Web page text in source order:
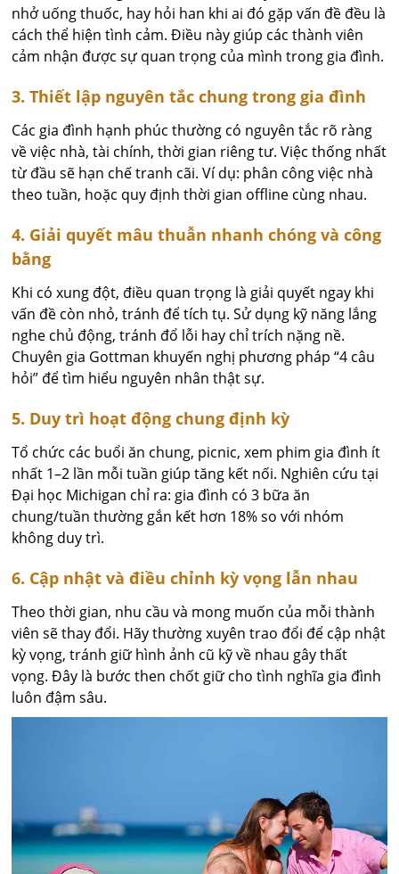
nhở uống thuốc, hay hỏi han khi ai đó gặp vấn đề đều là
cách thể hiện tình cảm. Điều này giúp các thành viên
cảm nhận được sự quan trọng của mình trong gia đình.
3. Thiết lập nguyên tắc chung trong gia đình
Các gia đình hạnh phúc thường có nguyên tắc rõ ràng
về việc nhà, tài chính, thời gian riêng tư. Việc thống nhất
từ đầu sẽ hạn chế tranh cãi. Ví dụ: phân công việc nhà
theo tuần, hoặc quy định thời gian offline cùng nhau.
4. Giải quyết mâu thuẫn nhanh chóng và công
bằng
Khi có xung đột, điều quan trọng là giải quyết ngay khi
vấn đề còn nhỏ, tránh để tích tụ. Sử dụng kỹ năng lắng
nghe chủ động, tránh đổ lỗi hay chỉ trích nặng nề.
Chuyên gia Gottman khuyến nghị phương pháp “4 câu
hỏi” để tìm hiểu nguyên nhân thật sự.
5. Duy trì hoạt động chung định kỳ
Tổ chức các buổi ăn chung, picnic, xem phim gia đình ít
nhất 1–2 lần mỗi tuần giúp tăng kết nối. Nghiên cứu tại
Đại học Michigan chỉ ra: gia đình có 3 bữa ăn
chung/tuần thường gắn kết hơn 18% so với nhóm
không duy trì.
6. Cập nhật và điều chỉnh kỳ vọng lẫn nhau
Theo thời gian, nhu cầu và mong muốn của mỗi thành
viên sẽ thay đổi. Hãy thường xuyên trao đổi để cập nhật
kỳ vọng, tránh giữ hình ảnh cũ kỹ về nhau gây thất
vọng. Đây là bước then chốt giữ cho tình nghĩa gia đình
luôn đậm sâu.